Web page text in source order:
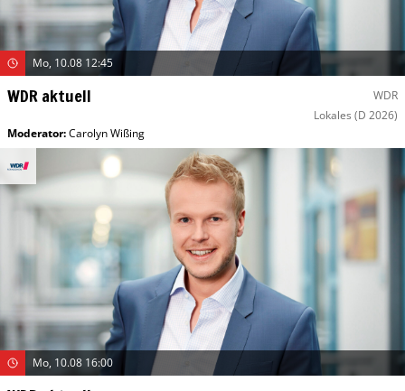
Mo, 10.08 12:45
WDR aktuell
WDR
Lokales (D 2026)
Moderator:Carolyn Wißing
Mo, 10.08 16:00